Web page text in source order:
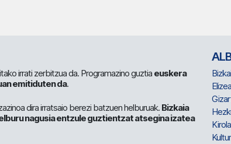
irrati zerbitzua da. Programazino guztia euskera
emitiduten da.
dira irratsaio berezi batzuen helburuak. Bizkaia
nagusia entzule guztientzat atsegina izatea
Elizea